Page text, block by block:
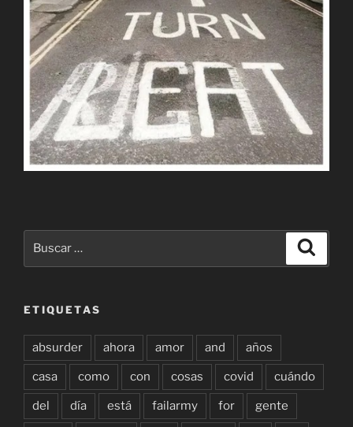
ETIQUETAS
absurder ahora amor and años
casa como con cosas covid cuándo
del día está failarmy for gente